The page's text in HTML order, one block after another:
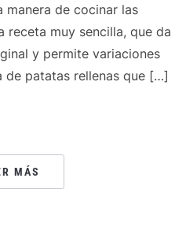
de cocinar las
receta muy sencilla, que da
y permite variaciones
de patatas rellenas que […]
MÁS